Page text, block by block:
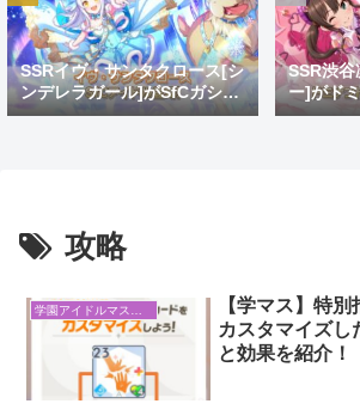
SSRイヴ・サンタクロース[シ
ンデレラガール]がSfCガシャ
で登場！おめでとうイヴ。大
SSR渋
ー]がド
加！蒼を
攻略
【学マス】特
カスタマイズし
と効果を紹介！